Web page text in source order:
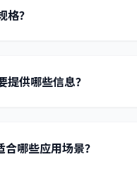
？
供哪些信息？
哪些应用场景？